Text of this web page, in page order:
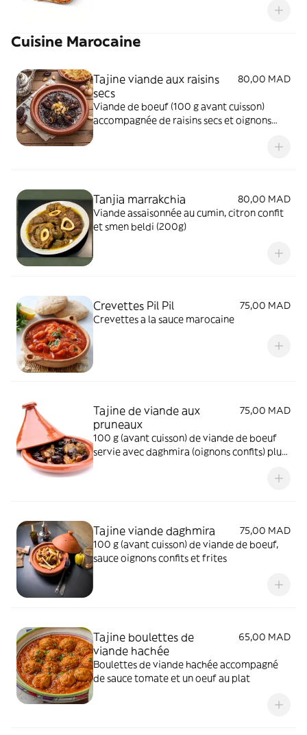
Cuisine Marocaine
Tajine viande aux raisins
secs
80,00 MAD
Viande de boeuf (100 g avant cuisson)
accompagnée de raisins secs et oignons
Tanjia marrakchia
80,00 MAD
Viande assaisonnée au cumin, citron confit
et smen beldi (200g)
Crevettes Pil Pil
75,00 MAD
Crevettes a la sauce marocaine
Tajine de viande aux
pruneaux
75,00 MAD
100 g (avant cuisson) de viande de boeuf
servie avec daghmira (oignons confits) plus
Tajine viande daghmira
75,00 MAD
100 g (avant cuisson) de viande de boeuf,
sauce oignons confits et frites
Tajine boulettes de
viande hachée
65,00 MAD
Boulettes de viande hachée accompagné
de sauce tomate et un oeuf au plat